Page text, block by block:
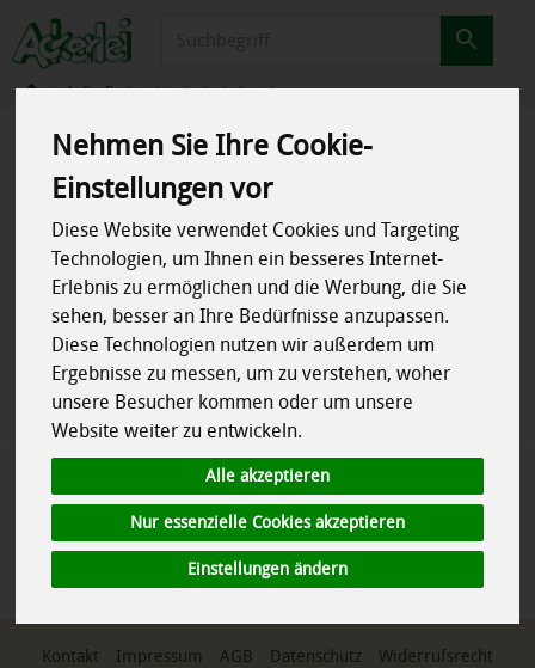
Nehmen Sie Ihre Cookie-
Einstellungen vor
Diese Website verwendet Cookies und Targeting
Technologien, um Ihnen ein besseres Internet-
Erlebnis zu ermöglichen und die Werbung, die Sie
sehen, besser an Ihre Bedürfnisse anzupassen.
Diese Technologien nutzen wir außerdem um
Ergebnisse zu messen, um zu verstehen, woher
unsere Besucher kommen oder um unsere
Website weiter zu entwickeln.
Alle akzeptieren
Nur essenzielle Cookies akzeptieren
Einstellungen ändern
Auf´s Brot Herzhafte Aufstriche
Produkte Speisekammer
Auf´s Brot
Herzhafte Aufstriche
Produkt "Iss mir nicht Wurst Sucuk"
nicht verfügbar.
Das von Ihnen gesuchte Produkt ist leider zur Zeit nicht
verfügbar.
Alle Preise in Euro (€) inkl. gesetzlicher Mehrwertsteuer, zuzüglich
Versandkosten, Pfand und optionaler Servicegebühren. Weitere
Informationen finden Siehier.
Kontakt Impressum AGB Datenschutz
Widerrufsrecht